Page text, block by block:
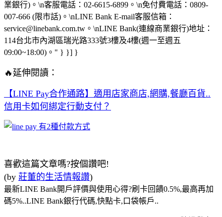
業銀行)。\n客服電話：02-6615-6899。\n免付費電話：0809-
007-666 (限市話)。\nLINE Bank E-mail客服信箱：
service@linebank.com.tw。\nLINE Bank(連線商業銀行)地址：
114台北市內湖區瑞光路333號3樓及4樓(週一至週五
09:00~18:00)。" } }] }
🔥延伸閱讀：
【LINE Pay合作通路】適用店家商店,網購,餐廳百貨..
信用卡如何綁定行動支付？
喜歡這篇文章嗎?按個讚吧!
(by 莊董的生活情報讚)
最新LINE Bank開戶評價與使用心得?刷卡回饋0.5%,最高再加
碼5%..LINE Bank銀行代碼,快點卡,口袋帳戶..